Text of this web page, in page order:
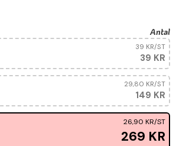
Antal
39 KR
39 KR/ST
149 KR
29,80 KR/ST
269 KR
26,90 KR/ST